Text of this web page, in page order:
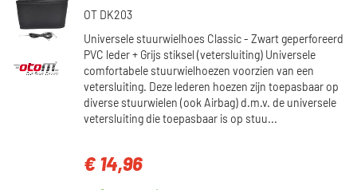
OT DK203
Universele stuurwielhoes Classic - Zwart geperforeerd
PVC leder + Grijs stiksel (vetersluiting) Universele
comfortabele stuurwielhoezen voorzien van een
vetersluiting. Deze lederen hoezen zijn toepasbaar op
diverse stuurwielen (ook Airbag) d.m.v. de universele
vetersluiting die toepasbaar is op stuu...
€ 14,96